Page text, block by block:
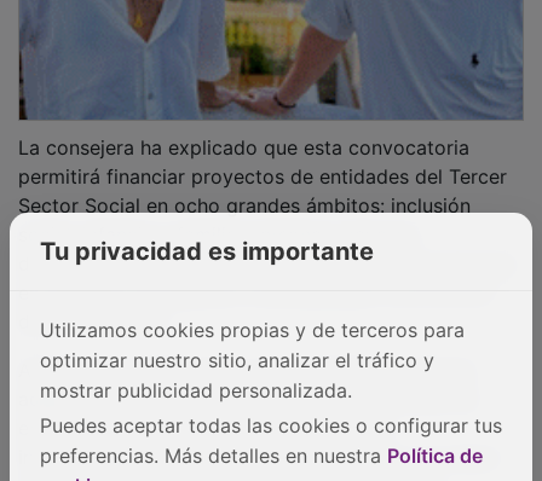
"La 'X' Solidaria funciona. Marcar esa casilla en la
declaración de la renta no cuesta nada a la persona
contribuyente, pero tiene un impacto enorme en la
vida de miles de personas", ha señalado García
ejemplo magnífico del impacto social de esa 'X',
porque detrás de esa casilla hay proyectos,
profesionales, voluntariado, familias acompañadas y
personas que reciben apoyo cuando más lo necesitan".
Tu privacidad es importante
Utilizamos cookies propias y de terceros para
optimizar nuestro sitio, analizar el tráfico y
mostrar publicidad personalizada.
Puedes aceptar todas las cookies o configurar tus
preferencias. Más detalles en nuestra Política de